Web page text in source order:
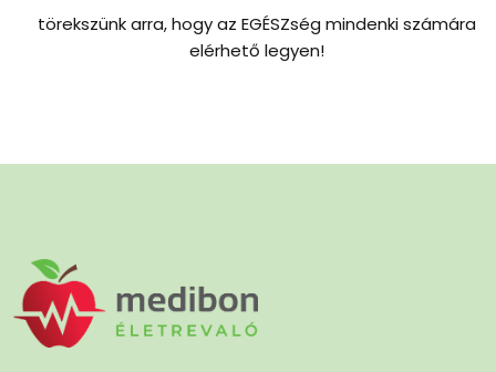
törekszünk arra, hogy az EGÉSZség mindenki számára
elérhető legyen!